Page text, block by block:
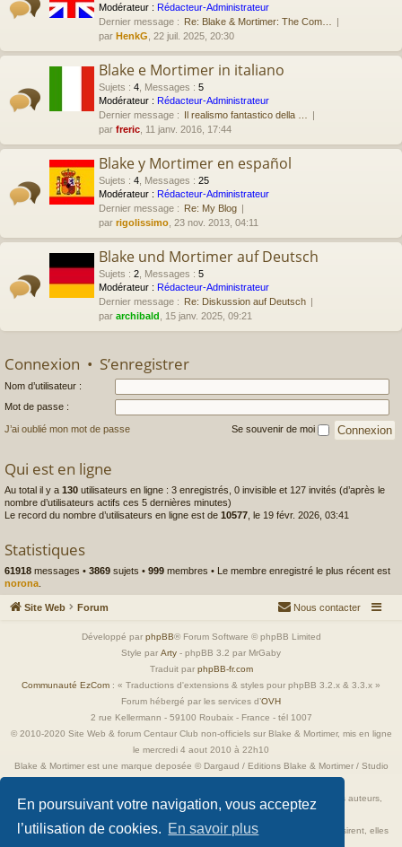
En poursuivant votre navigation, vous acceptez
l’utilisation de cookies. En savoir plus
Modérateur : Rédacteur-Administrateur
Dernier message : Re: Blake & Mortimer: The Com…
par HenkG , 22 juil. 2025, 20:30
Blake e Mortimer in italiano
Sujets : 4 Messages : 5
Modérateur : Rédacteur-Administrateur
Dernier message : Il realismo fantastico della …
par freric , 11 janv. 2016, 17:44
Blake y Mortimer en español
Sujets : 4 Messages : 25
Modérateur : Rédacteur-Administrateur
Dernier message : Re: My Blog
par rigolissimo , 23 nov. 2013, 04:11
Blake und Mortimer auf Deutsch
Sujets : 2 Messages : 5
Modérateur : Rédacteur-Administrateur
Dernier message : Re: Diskussion auf Deutsch
par archibald , 15 janv. 2025, 09:21
Connexion • S’enregistrer
Nom d’utilisateur :
Mot de passe :
J’ai oublié mon mot de passe Se souvenir de moi
Qui est en ligne
Au total il y a 130 utilisateurs en ligne : 3 enregistrés, 0 invisible et 127 invités (d’après le
nombre d’utilisateurs actifs ces 5 dernières minutes)
Le record du nombre d’utilisateurs en ligne est de 10577 , le 19 févr. 2026, 03:41
Statistiques
61918 messages • 3869 sujets • 999 membres • Le membre enregistré le plus récent est
norona
Site Web Forum Nous contacter
Développé par phpBB® Forum Software © phpBB Limited
Style par Arty - phpBB 3.2 par MrGaby
Traduit par phpBB-fr.com
Communauté EzCom : « Traductions d'extensions & styles pour phpBB 3.2.x & 3.3.x »
Forum hébergé par les services d’OVH
2 rue Kellermann - 59100 Roubaix - France - tél 1007
© 2010-2020 Site Web & forum Centaur Club non-officiels sur Blake & Mortimer, mis en ligne
le mercredi 4 aout 2010 à 22h10
Blake & Mortimer est une marque deposée © Dargaud / Editions Blake & Mortimer / Studio
Toutes les images incluses dans ces pages sont la propriété exclusive de leurs auteurs,
ayant droits et/ou éditeurs.
Elles ne sont ici qu'à titre de référence ou d'illustration. Si les propriétaires le désirent, elles